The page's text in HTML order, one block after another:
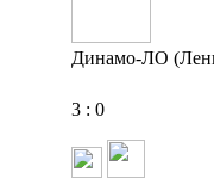
Динамо-ЛО
3 : 0